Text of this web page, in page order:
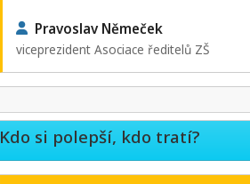
Pravoslav Němeček
viceprezident Asociace ředitelů ZŠ
Kdo si polepší, kdo tratí?